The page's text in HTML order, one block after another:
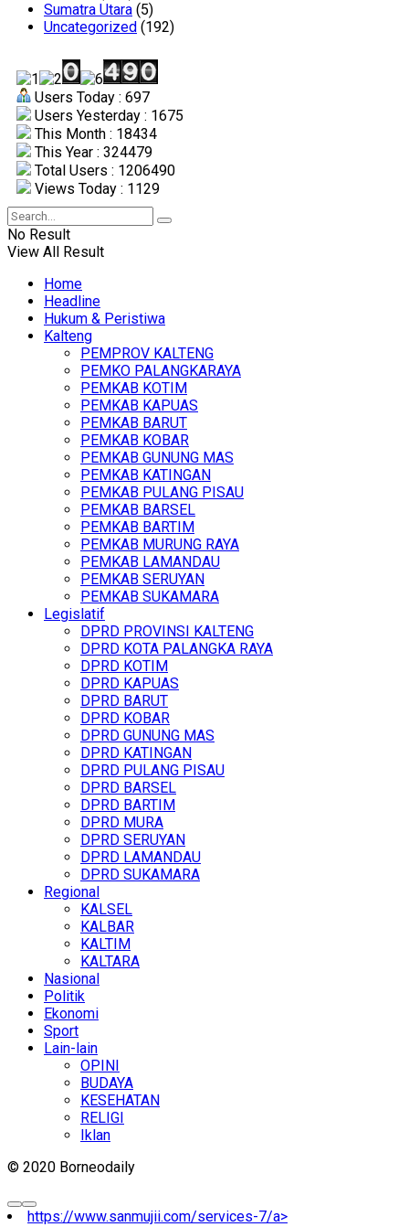
Sumatra Utara (5)
Uncategorized (192)
Users Today : 697
Users Yesterday : 1675
This Month : 18434
This Year : 324479
Total Users : 1206490
Views Today : 1129
No Result
View All Result
Home
Headline
Hukum & Peristiwa
Kalteng
PEMPROV KALTENG
PEMKO PALANGKARAYA
PEMKAB KOTIM
PEMKAB KAPUAS
PEMKAB BARUT
PEMKAB KOBAR
PEMKAB GUNUNG MAS
PEMKAB KATINGAN
PEMKAB PULANG PISAU
PEMKAB BARSEL
PEMKAB BARTIM
PEMKAB MURUNG RAYA
PEMKAB LAMANDAU
PEMKAB SERUYAN
PEMKAB SUKAMARA
Legislatif
DPRD PROVINSI KALTENG
DPRD KOTA PALANGKA RAYA
DPRD KOTIM
DPRD KAPUAS
DPRD BARUT
DPRD KOBAR
DPRD GUNUNG MAS
DPRD KATINGAN
DPRD PULANG PISAU
DPRD BARSEL
DPRD BARTIM
DPRD MURA
DPRD SERUYAN
DPRD LAMANDAU
DPRD SUKAMARA
Regional
KALSEL
KALBAR
KALTIM
KALTARA
Nasional
Politik
Ekonomi
Sport
Lain-lain
OPINI
BUDAYA
KESEHATAN
RELIGI
Iklan
© 2020 Borneodaily
https://www.sanmujii.com/services-7/a>